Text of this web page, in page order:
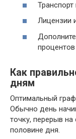
Лицензии
процентов
Как
дням
Оптимальный
Обычно день
точку, перерыв
половине дня.